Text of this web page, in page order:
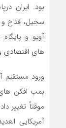
بود. ایران
سجیل، فتاح
آویو و
های اقتصادی
ورود مستقیم
موقتاً تغییر
آمریکایی